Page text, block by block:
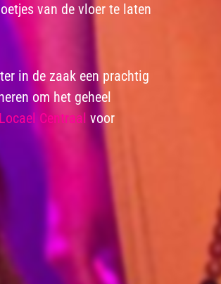
van de vloer te laten
in de zaak een prachtig
om het geheel
Locael Centraal voor